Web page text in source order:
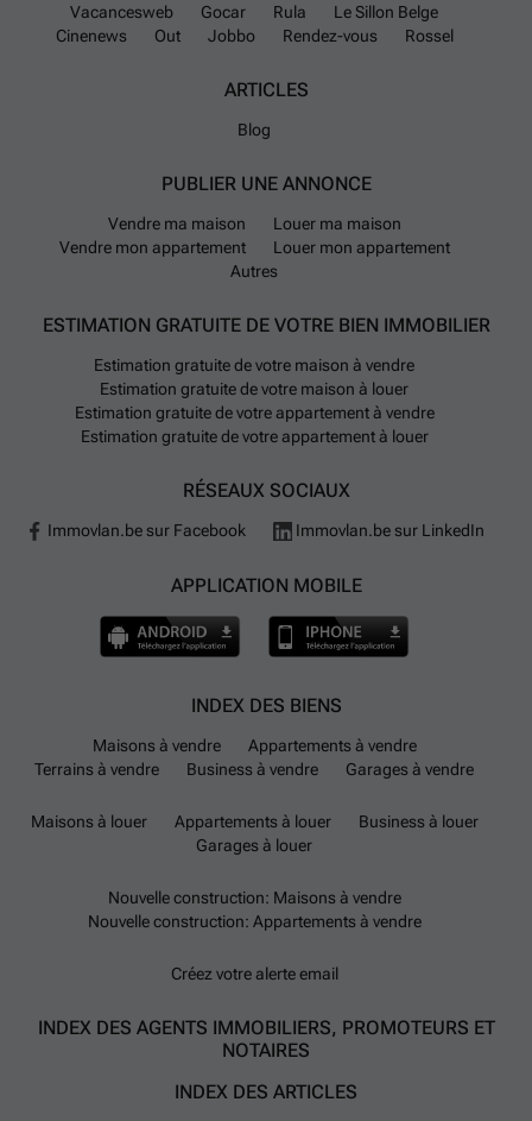
Vacancesweb Gocar Rula
Le Sillon Belge
Cinenews
Out Jobbo Rendez-vous Rossel
ARTICLES
Blog
PUBLIER UNE ANNONCE
Vendre ma maison
Louer ma maison
Vendre mon appartement
Louer mon appartement
Autres
ESTIMATION GRATUITE DE VOTRE BIEN IMMOBILIER
Estimation gratuite de votre maison à vendre
Estimation gratuite de votre maison à louer
Estimation gratuite de votre appartement à vendre
Estimation gratuite de votre appartement à louer
RÉSEAUX SOCIAUX
Immovlan.be sur Facebook Immovlan.be sur LinkedIn
APPLICATION MOBILE
INDEX DES BIENS
Maisons à vendre
Appartements à vendre
Terrains à vendre
Business à vendre Garages à vendre
Maisons à louer Appartements à louer
Business à louer
Garages à louer
Nouvelle construction: Maisons à vendre
Nouvelle construction: Appartements à vendre
Créez votre alerte email
INDEX DES AGENTS IMMOBILIERS, PROMOTEURS ET
NOTAIRES
INDEX DES ARTICLES